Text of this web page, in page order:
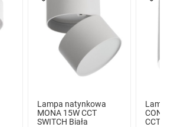
Lampa natynkowa
MONA 15W CCT
SWITCH Biała
Lampa
CCT